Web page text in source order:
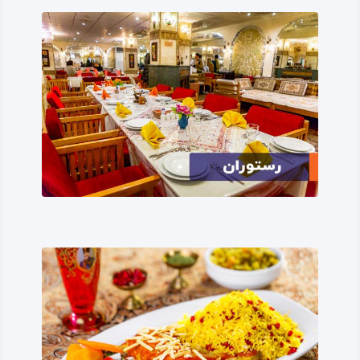
می‌آمده‌اند.
لفظ «کلیایی» نیز که گاهی همراه با نام سنقر می‌آید، برگرفته از
نام یک طایفه بزرگ و کوچ‌ رو در این منطقه بوده که امروزه یک‌
جانشین شده‌اند و به دلیل فراوانی جمعیتشان نام این طایفه به
نام شهر افزوده شده است.
اقلیم شهرستان سنقر
همسایه شده، فاصله شهر سنقر تا همدان نزدیک به نود و پنج
کیلومتر است؛ سنقر و کلیایی شهری کوهستانی و محصور در
رشته‌کوه‌هایی از زاگرس است که یکی از مهم‌ترین و مرتفع‌ترین
آن‌ها، کوه دالاخانی است که همه‌ ساله و در فصول مختلف،
میزبان کوه‌ پیمایان، صخره‌ نوردان، هنرمندان عکاس و طبیعت‌